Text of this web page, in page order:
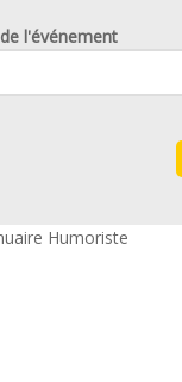
l'événement
Humoriste